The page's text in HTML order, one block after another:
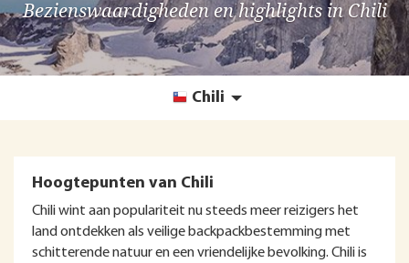
Bezienswaardigheden en highlights in Chili
Chili
Hoogtepunten van Chili
Chili wint aan populariteit nu steeds meer reizigers het
land ontdekken als veilige backpackbestemming met
schitterende natuur en een vriendelijke bevolking. Chili is